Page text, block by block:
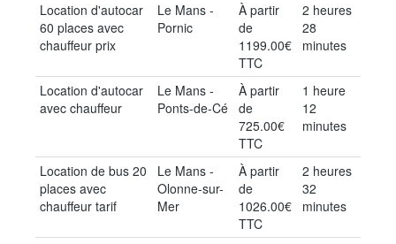
Location d'autocar
60 places avec
chauffeur prix
Le Mans -
Pornic
À partir
de
1199.00€
TTC
2 heures
28
minutes
Location d'autocar
avec chauffeur
Le Mans -
Ponts-de-Cé
À partir
de
725.00€
TTC
1 heure
12
minutes
Location de bus 20
places avec
chauffeur tarif
Le Mans -
Olonne-sur-
Mer
À partir
de
1026.00€
TTC
2 heures
32
minutes